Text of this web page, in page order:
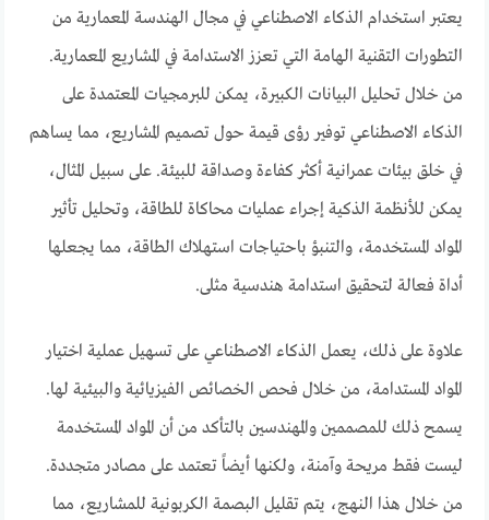
يعتبر استخدام الذكاء الاصطناعي في مجال الهندسة المعمارية من
التطورات التقنية الهامة التي تعزز الاستدامة في المشاريع المعمارية.
من خلال تحليل البيانات الكبيرة، يمكن للبرمجيات المعتمدة على
الذكاء الاصطناعي توفير رؤى قيمة حول تصميم المشاريع، مما يساهم
في خلق بيئات عمرانية أكثر كفاءة وصداقة للبيئة. على سبيل المثال،
يمكن للأنظمة الذكية إجراء عمليات محاكاة للطاقة، وتحليل تأثير
المواد المستخدمة، والتنبؤ باحتياجات استهلاك الطاقة، مما يجعلها
أداة فعالة لتحقيق استدامة هندسية مثلى.
علاوة على ذلك، يعمل الذكاء الاصطناعي على تسهيل عملية اختيار
المواد المستدامة، من خلال فحص الخصائص الفيزيائية والبيئية لها.
يسمح ذلك للمصممين والمهندسين بالتأكد من أن المواد المستخدمة
ليست فقط مريحة وآمنة، ولكنها أيضاً تعتمد على مصادر متجددة.
من خلال هذا النهج، يتم تقليل البصمة الكربونية للمشاريع، مما